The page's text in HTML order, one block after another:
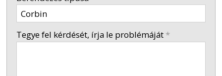
Tegye fel kérdését, írja le problémáját *